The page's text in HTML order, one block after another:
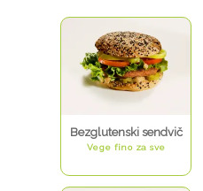
Bezglutenski sendvič
Vege fino za sve